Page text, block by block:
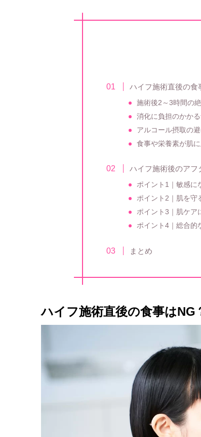
ハイフ施術直後の食
施術後2～3時間の
消化に負担のかか
アルコール摂取の
食事や栄養素が肌
ハイフ施術後のアフ
ポイント1｜敏感に
ポイント2｜肌を守
ポイント3｜肌ケア
ポイント4｜総合的
まとめ
ハイフ施術直後の食事はNG